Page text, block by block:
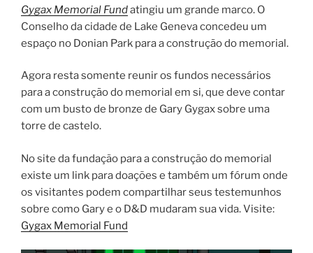
Gygax Memorial Fundatingiu um grande marco. O
Conselho da cidade de Lake Geneva concedeu um
espaço no Donian Park para a construção do memorial.
Agora resta somente reunir os fundos necessários
para a construção do memorial em si, que deve contar
com um busto de bronze de Gary Gygax sobre uma
torre de castelo.
No site da fundação para a construção do memorial
existe um link para doações e também um fórum onde
os visitantes podem compartilhar seus testemunhos
sobre como Gary e o D&D mudaram sua vida. Visite:
Gygax Memorial Fund